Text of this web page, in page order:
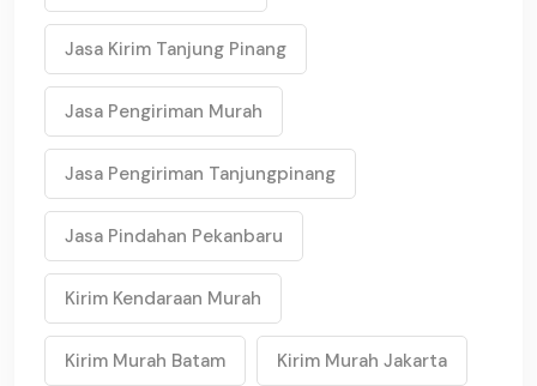
Jasa Kirim Tanjung Pinang
Jasa Pengiriman Murah
Jasa Pengiriman Tanjungpinang
Jasa Pindahan Pekanbaru
Kirim Kendaraan Murah
Kirim Murah Batam Kirim Murah Jakarta